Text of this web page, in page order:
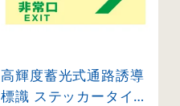
高輝度蓄光式通路誘導
標識 ステッカータイプ